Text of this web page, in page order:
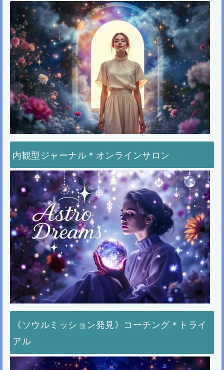
内観型ジャーナル＊オンラインサロン
《ソウルミッション発見》コーチング＊トライ
アル